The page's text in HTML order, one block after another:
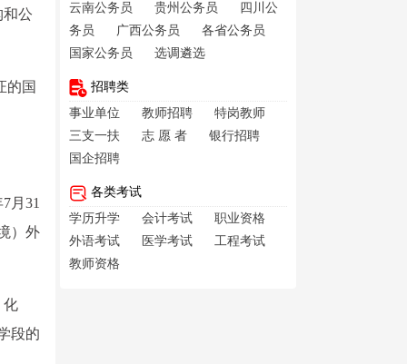
公
的国
月31
）外
化
段的
云南公务员
贵州公务员
四川公
务员
广西公务员
各省公务员
国家公务员
选调遴选
招聘类
事业单位
教师招聘
特岗教师
三支一扶
志 愿 者
银行招聘
国企招聘
各类考试
学历升学
会计考试
职业资格
外语考试
医学考试
工程考试
教师资格